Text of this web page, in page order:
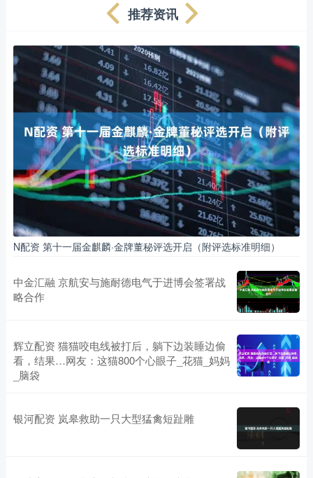
推荐资讯
N配资 第十一届金麒麟·金牌董秘评选开启（附评选标准明细）
中金汇融 京航安与施耐德电气于进博会签署战
略合作
辉立配资 猫猫咬电线被打后，躺下边装睡边偷
看，结果…网友：这猫800个心眼子_花猫_妈妈
_脑袋
银河配资 岚皋救助一只大型猛禽短趾雕